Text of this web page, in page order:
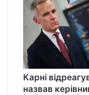
Карні
назвав